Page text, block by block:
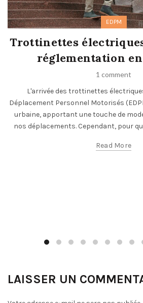
EDPM
Trottinettes
réglementation
1 comment
L'arrivée des trottinettes
Déplacement Personnel Motorisés
urbaine, apportant une touche de
nos déplacements. Cependant, pour
Read More
LAISSER UN